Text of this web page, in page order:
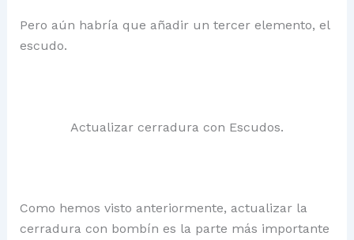
Pero aún habría que añadir un tercer elemento, el
escudo.
Actualizar cerradura con Escudos.
Como hemos visto anteriormente, actualizar la
cerradura con bombín es la parte más importante